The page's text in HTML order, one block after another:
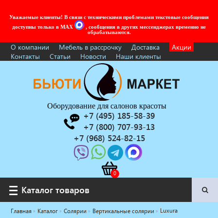
Уважаемые клиенты! В связи с техническими проблемами текстовые сообщения
доступны только в MAX
, сообщения в других мессенджерах временно не
обрабатываются.
О компании Мебель в рассрочку Доставка
Акции
Контакты
Статьи Новости Наши клиенты
Оборудование для салонов красоты
+7 (495) 185-58-39
+7 (800) 707-93-13
+7 (968) 524-82-15
Каталог товаров
Каталог товаров
Главная Каталог Солярии Вертикальные солярии Luxura